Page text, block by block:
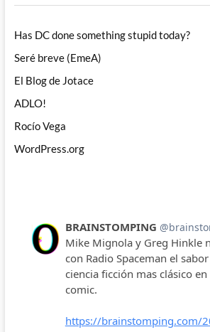
Has DC done something stupid today?
Seré breve (EmeA)
El Blog de Jotace
ADLO!
Rocío Vega
WordPress.org